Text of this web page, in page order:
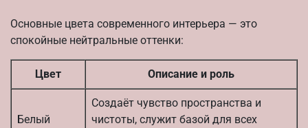
Основные цвета современного интерьера — это
спокойные нейтральные оттенки:
Цвет Описание и роль
Белый
Создаёт чувство пространства и
чистоты, служит базой для всех